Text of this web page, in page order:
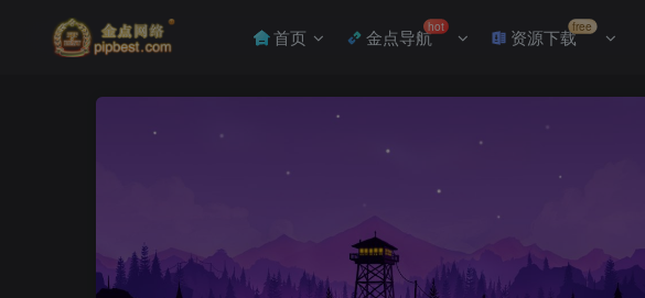
首页 金点导航hot 资源下载free